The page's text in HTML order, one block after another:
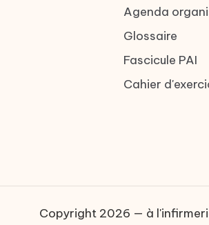
Agenda
Glossaire
Fascicule PAI
Cahier
Copyright 2026 — à